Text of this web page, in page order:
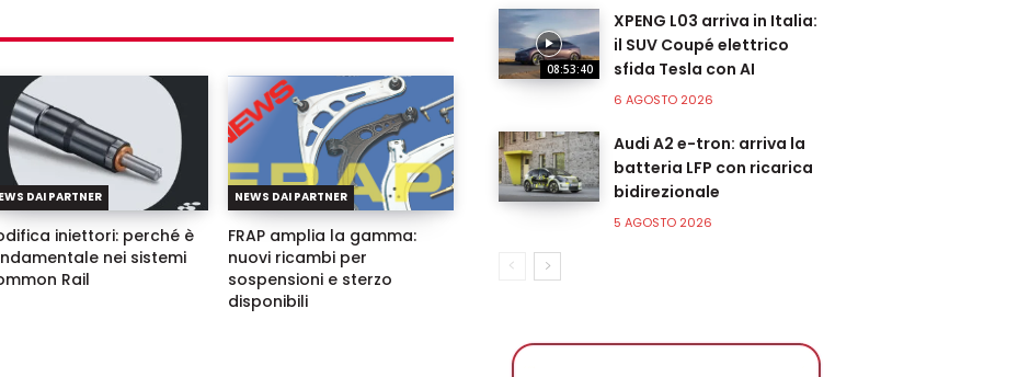
Ricordami
Accedi
DAI PARTNER
iniettori: perché è
nei sistemi
Rail
NEWS DAI PARTNER
FRAP amplia la gamma:
nuovi ricambi per
sospensioni e sterzo
disponibili
08:53:40
XPENG L03 arriva in Italia:
il SUV Coupé elettrico
sfida Tesla con AI
6 AGOSTO 2026
Audi A2 e-tron: arriva la
batteria LFP con ricarica
bidirezionale
5 AGOSTO 2026